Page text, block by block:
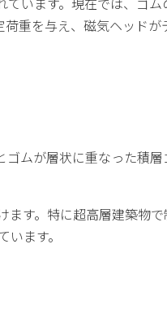
重を与え、磁気ヘッドが
ムが層状に重なった積
す。特に超高層建築物
ます。